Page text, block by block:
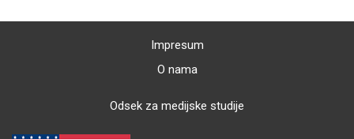
Impresum
O nama
Odsek za medijske studije